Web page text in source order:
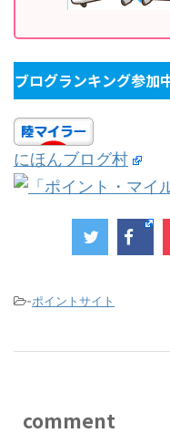
ブログランキング参加
にほんブログ村
-ポイントサイト
comment